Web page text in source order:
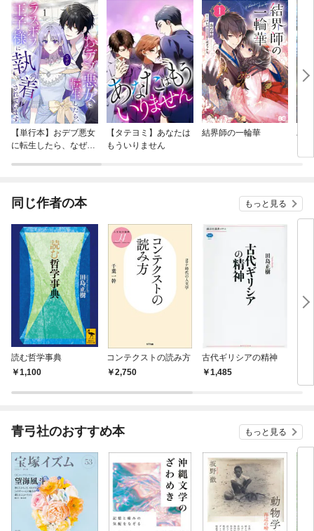
【単行本】おデブ悪女
に転生したら、なぜか
【タテヨミ】あなたは
もういりません
結界師の一輪華
バ
今
同じ作者の本 もっと見る
読む哲学事典
1,100
コンテクストの読み方
2,750
古代ギリシアの精神
1,485
青弓社のおすすめ本 もっと見る